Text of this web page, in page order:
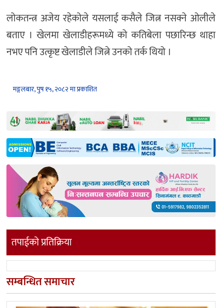
लोकतन्त्र अजेय रहेकोले यसलाई कसैले जित्न नसक्ने ओलीले
बताए । खेलमा खेलाडीहरूमध्ये को कतिबेला पछारिन्छ थाहा
नभए पनि उत्कृष्ट खेलाडीले जित्ने उनको तर्क थियो ।
मङ्गलबार, पुष १५, २०८२ मा प्रकाशित
तपाईको प्रतिक्रिया
सम्बन्धित समाचार